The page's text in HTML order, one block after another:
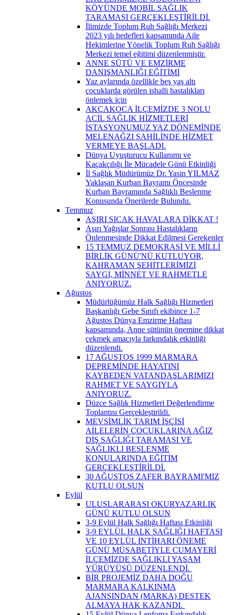
KÖYÜNDE MOBİL SAĞLIK
TARAMASI GERÇEKLEŞTİRİLDİ.
İlimizde Toplum Ruh Sağlığı Merkezi
2023 yılı hedefleri kapsamında Aile
Hekimlerine Yönelik Toplum Ruh Sağlığı
Merkezi temel eğitimi düzenlenmiştir.
ANNE SÜTÜ VE EMZİRME
DANIŞMANLIĞI EĞİTİMİ
Yaz aylarında özellikle beş yaş altı
çocuklarda görülen ishalli hastalıkları
önlemek için
AKÇAKOCA İLÇEMİZDE 3 NOLU
ACİL SAĞLIK HİZMETLERİ
İSTASYONUMUZ YAZ DÖNEMİNDE
MELENAĞZI SAHİLİNDE HİZMET
VERMEYE BAŞLADI.
Dünya Uyuşturucu Kullanımı ve
Kaçakçılığı İle Mücadele Günü Etkinliği
İl Sağlık Müdürümüz Dr. Yasin YILMAZ
Yaklaşan Kurban Bayramı Öncesinde
Kurban Bayramında Sağlıklı Beslenme
Konusunda Önerilerde Bulundu.
Temmuz
AŞIRI SICAK HAVALARA DİKKAT !
Aşırı Yağışlar Sonrası Hastalıkların
Önlenmesinde Dikkat Edilmesi Gerekenler
15 TEMMUZ DEMOKRASİ VE MİLLİ
BİRLİK GÜNÜ'NÜ KUTLUYOR,
KAHRAMAN ŞEHİTLERİMİZİ
SAYGI, MİNNET VE RAHMETLE
ANIYORUZ.
Ağustos
Müdürlüğümüz Halk Sağlığı Hizmetleri
Başkanlığı Gebe Sınıfı ekibince 1-7
Ağustos Dünya Emzirme Haftası
kapsamında, Anne sütünün önemine dikkat
çekmek amacıyla farkındalık etkinliği
düzenlendi.
17 AĞUSTOS 1999 MARMARA
DEPREMİNDE HAYATINI
KAYBEDEN VATANDAŞLARIMIZI
RAHMET VE SAYGIYLA
ANIYORUZ.
Düzce Sağlık Hizmetleri Değerlendirme
Toplantısı Gerçekleştirildi.
MEVSİMLİK TARIM İŞÇİSİ
AİLELERİN ÇOCUKLARINA AĞIZ
DİŞ SAĞLIĞI TARAMASI VE
SAĞLIKLI BESLENME
KONULARINDA EĞİTİM
GERÇEKLEŞTİRİLDİ.
30 AĞUSTOS ZAFER BAYRAMI'MIZ
KUTLU OLSUN
Eylül
ULUSLARARASI OKURYAZARLIK
GÜNÜ KUTLU OLSUN
3-9 Eylül Halk Sağlığı Haftası Etkinliği
3-9 EYLÜL HALK SAĞLIĞI HAFTASI
VE 10 EYLÜL İNTİHARI ÖNEME
GÜNÜ MÜSABETİYLE CUMAYERİ
İLÇEMİZDE SAĞLIKLI YAŞAM
YÜRÜYÜŞÜ DÜZENLENDİ. ​
BİR PROJEMİZ DAHA DOĞU
MARMARA KALKINMA
AJANSINDAN (MARKA) DESTEK
ALMAYA HAK KAZANDI. ​